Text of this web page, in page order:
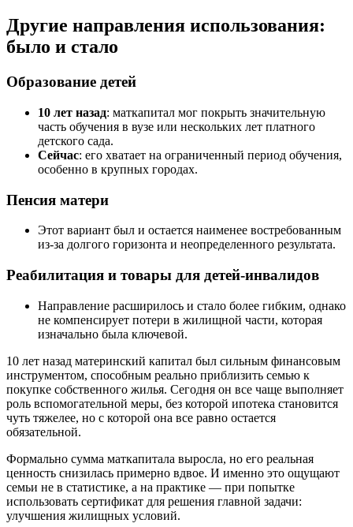
Другие направления использования:
было и стало
Образование детей
10 лет назад: маткапитал мог покрыть значительную
часть обучения в вузе или нескольких лет платного
детского сада.
Сейчас: его хватает на ограниченный период обучения,
особенно в крупных городах.
Пенсия матери
Этот вариант был и остается наименее востребованным
из-за долгого горизонта и неопределенного результата.
Реабилитация и товары для детей-инвалидов
Направление расширилось и стало более гибким, однако
не компенсирует потери в жилищной части, которая
изначально была ключевой.
10 лет назад материнский капитал был сильным финансовым
инструментом, способным реально приблизить семью к
покупке собственного жилья. Сегодня он все чаще выполняет
роль вспомогательной меры, без которой ипотека становится
чуть тяжелее, но с которой она все равно остается
обязательной.
Формально сумма маткапитала выросла, но его реальная
ценность снизилась примерно вдвое. И именно это ощущают
семьи не в статистике, а на практике — при попытке
использовать сертификат для решения главной задачи:
улучшения жилищных условий.